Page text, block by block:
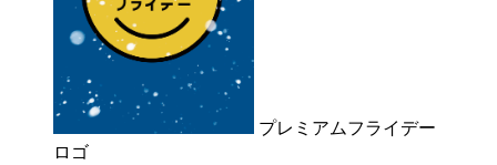
プレミアムフライデー
ロゴ